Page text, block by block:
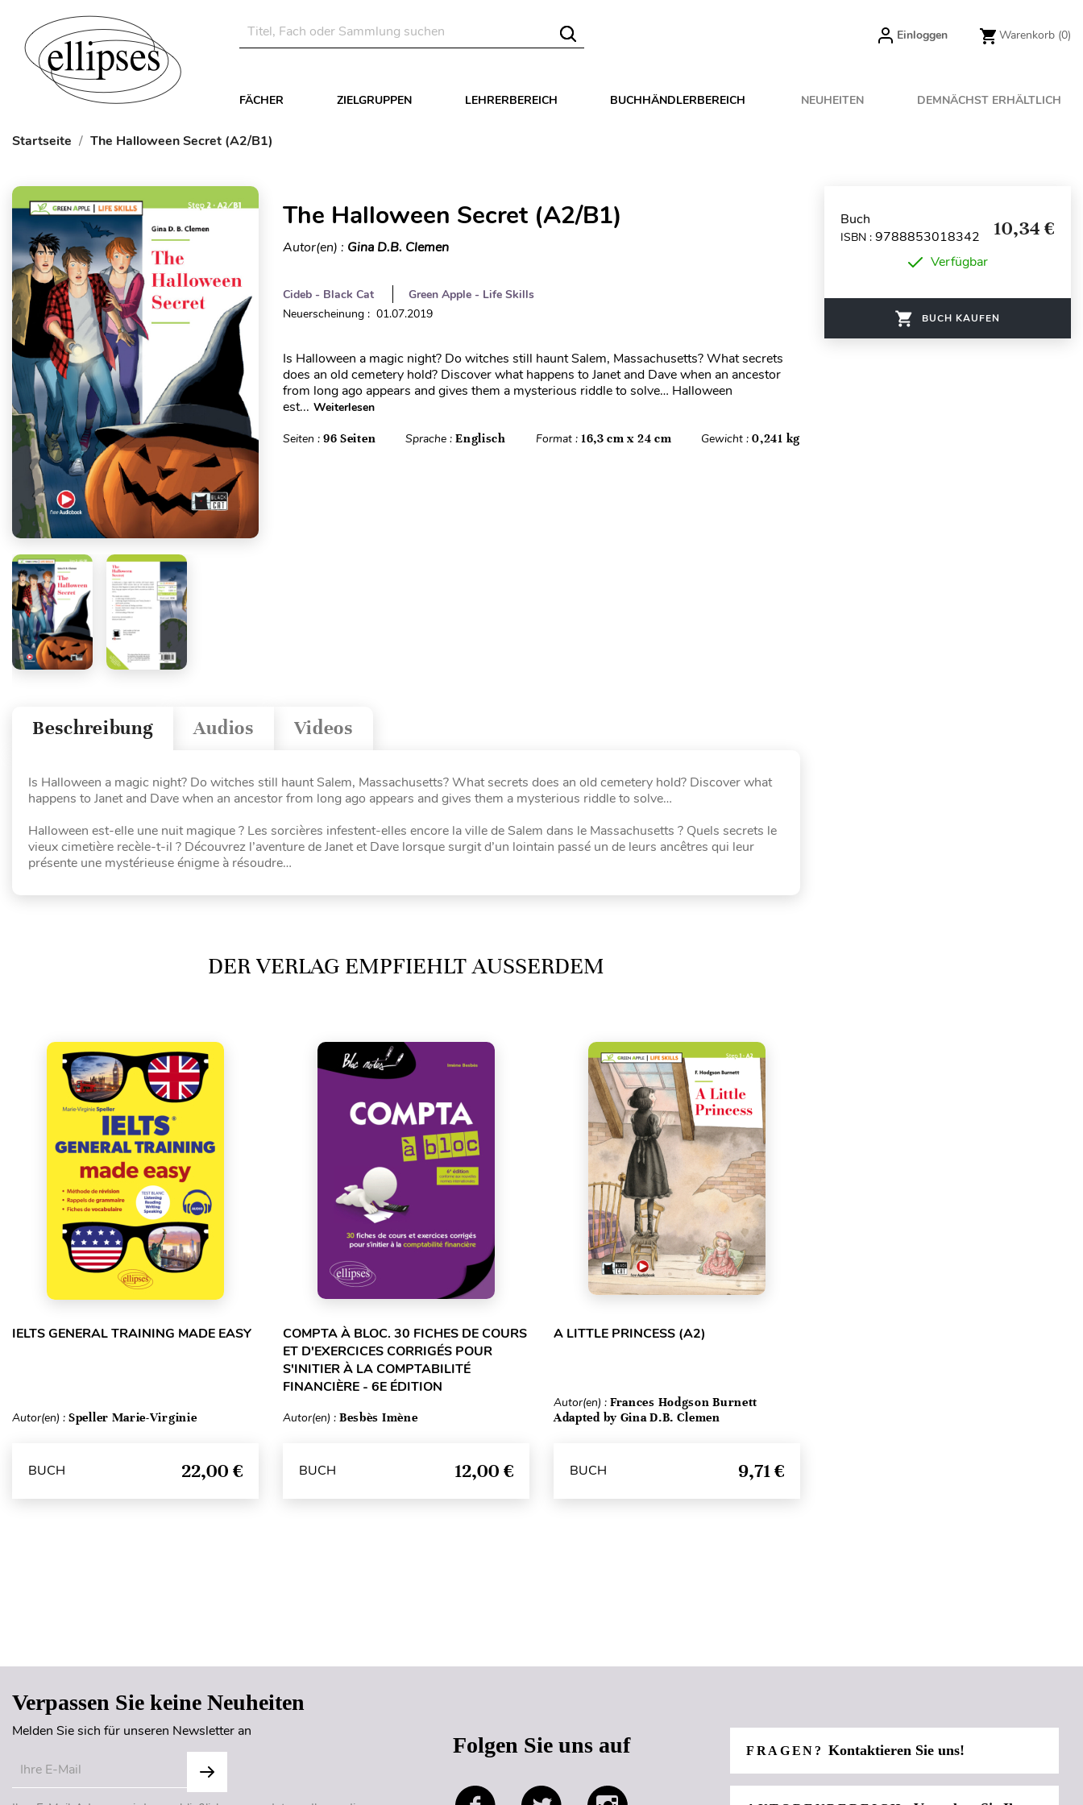
Einloggen Warenkorb (0)
FÄCHER ZIELGRUPPEN LEHRERBEREICH BUCHHÄNDLERBEREICH NEUHEITEN DEMNÄCHST ERHÄLTLICH
Startseite The Halloween Secret (A2/B1)
The Halloween Secret (A2/B1)
Autor(en) : Gina D.B. Clemen
Cideb - Black Cat
Green Apple - Life Skills
Neuerscheinung : 01.07.2019
Is Halloween a magic night? Do witches still haunt Salem, Massachusetts? What secrets
does an old cemetery hold? Discover what happens to Janet and Dave when an ancestor
from long ago appears and gives them a mysterious riddle to solve… Halloween
est... Weiterlesen
Seiten : 96 Seiten Sprache :Englisch Format : 16,3 cm x 24 cm Gewicht :0,241 kg
Videos
Audios
Beschreibung
Is Halloween a magic night? Do witches still haunt Salem, Massachusetts? What secrets does an old cemetery hold? Discover what
happens to Janet and Dave when an ancestor from long ago appears and gives them a mysterious riddle to solve…
Halloween est-elle une nuit magique ? Les sorcières infestent-elles encore la ville de Salem dans le Massachusetts ? Quels secrets le
vieux cimetière recèle-t-il ? Découvrez l’aventure de Janet et Dave lorsque surgit d’un lointain passé un de leurs ancêtres qui leur
présente une mystérieuse énigme à résoudre…
DER VERLAG EMPFIEHLT AUSSERDEM
IELTS GENERAL TRAINING MADE EASY
Autor(en) : Speller Marie-Virginie
BUCH 22,00 €
COMPTA À BLOC. 30 FICHES DE COURS
ET D'EXERCICES CORRIGÉS POUR
S'INITIER À LA COMPTABILITÉ
FINANCIÈRE - 6E ÉDITION
Autor(en) : Besbès Imène
BUCH 12,00 €
A LITTLE PRINCESS (A2)
Autor(en) : Frances Hodgson Burnett
Adapted by Gina D.B. Clemen
BUCH 9,71 €
Buch
ISBN : 9788853018342 10,34 €
Verfügbar
BUCH KAUFEN
Verpassen Sie keine Neuheiten
Melden Sie sich für unseren Newsletter an
Folgen Sie uns auf FRAGEN?Kontaktieren Sie uns!